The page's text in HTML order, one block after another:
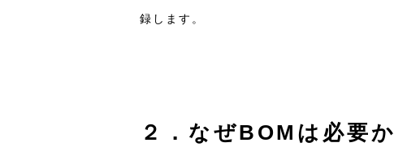
録します。
２．なぜBOMは必要か